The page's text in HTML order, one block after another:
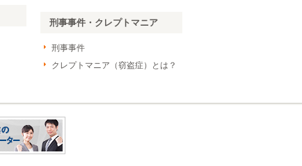
刑事事件・クレプトマニア
刑事事件
クレプトマニア（窃盗症）とは？